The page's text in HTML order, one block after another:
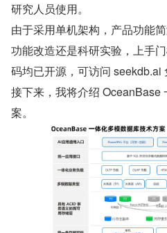
研究人员使用。
由于采用单机架构，产品功能
功能改造还是科研实验，上手
码均已开源，可访问 seekdb.ai
接下来，我将介绍 OceanBase
案。